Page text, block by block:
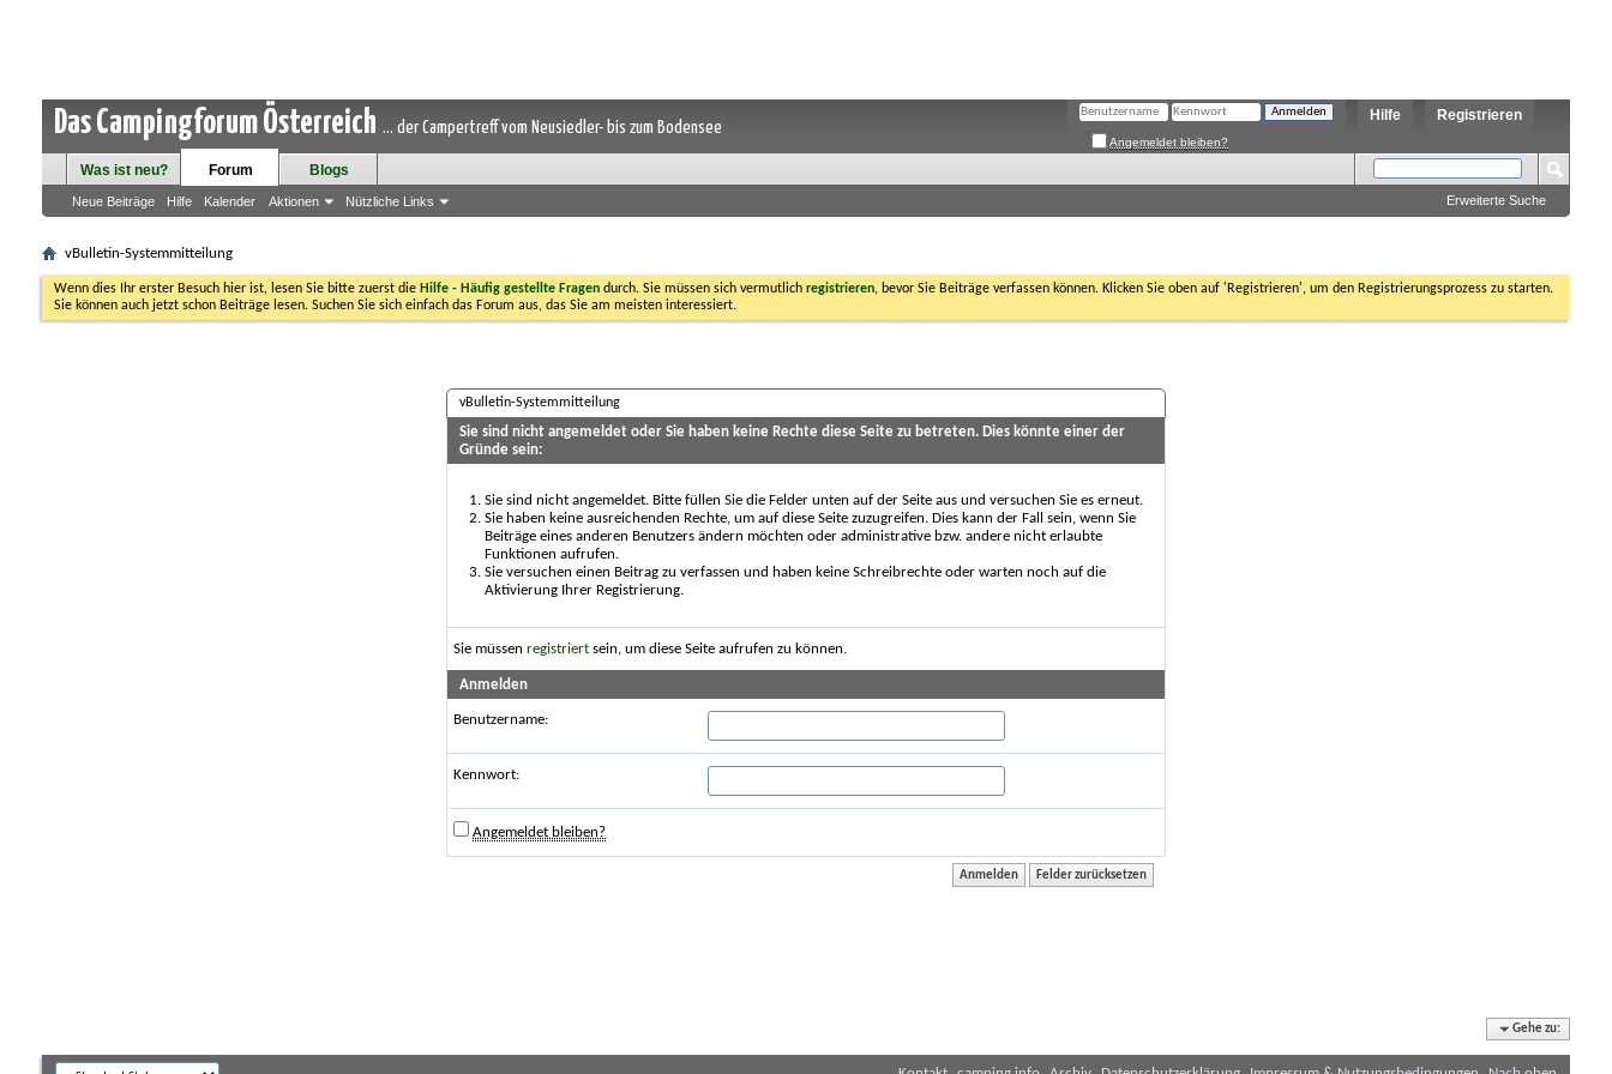
Das Campingforum Österreich ... der Campertreff vom Neusiedler- bis zum Bodensee
Registrieren
Hilfe
Angemeldet bleiben?
Was ist neu? Forum
Neue Beiträge Hilfe Kalender Aktionen Nützliche Links
Blogs
Erweiterte Suche
vBulletin-Systemmitteilung
Wenn dies Ihr erster Besuch hier ist, lesen Sie bitte zuerst die Hilfe - Häufig gestellte Fragen durch. Sie müssen sich vermutlich registrieren, bevor Sie Beiträge verfassen können. Klicken Sie oben auf 'Registrieren', um den Registrierungsprozess zu starten.
Sie können auch jetzt schon Beiträge lesen. Suchen Sie sich einfach das Forum aus, das Sie am meisten interessiert.
vBulletin-Systemmitteilung
Sie sind nicht angemeldet oder Sie haben keine Rechte diese Seite zu betreten. Dies könnte einer der
Gründe sein:
Sie sind nicht angemeldet. Bitte füllen Sie die Felder unten auf der Seite aus und versuchen Sie es erneut.
Sie haben keine ausreichenden Rechte, um auf diese Seite zuzugreifen. Dies kann der Fall sein, wenn Sie
Beiträge eines anderen Benutzers ändern möchten oder administrative bzw. andere nicht erlaubte
Funktionen aufrufen.
Sie versuchen einen Beitrag zu verfassen und haben keine Schreibrechte oder warten noch auf die
Aktivierung Ihrer Registrierung.
Sie müssen registriert sein, um diese Seite aufrufen zu können.
Anmelden
Benutzername:
Kennwort:
Angemeldet bleiben?
Gehe zu: